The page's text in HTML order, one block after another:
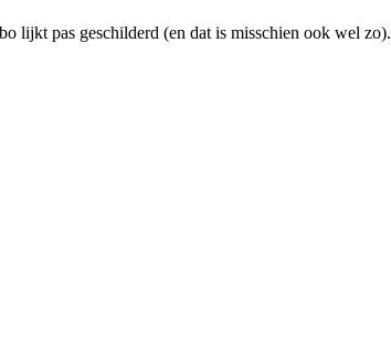
lijkt pas geschilderd (en dat is misschien ook wel zo).